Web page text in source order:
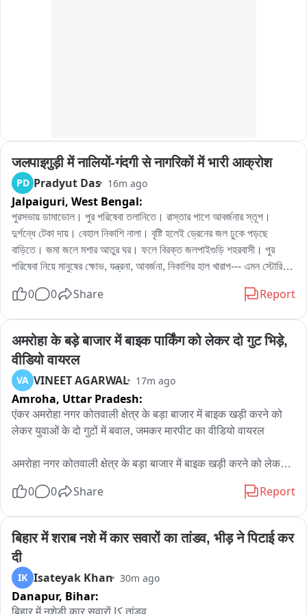
जलपाइगुड़ी में नालियों-गंदगी से नागरिकों में भारी आक्रोश
PD Pradyut Das 16m ago
Jalpaiguri, West Bengal:
পুরসভায় ডামাডোল। পুর পরিষেবা তলানিতে। রাস্তার পাশে আবর্জনার স্তূপ।
দুর্গন্ধে টেকা দায়। বেহাল নিকাশি নালা। বৃষ্টি হলেই ড্রেনের জল ঢুকে পড়ছে
বাড়িতে। জমা জলে মশার আতুর ঘর। ফলে বিরক্ত জলপাইগুড়ি শহরবাসী। পুর
পরিষেবা নিয়ে মানুষের ক্ষোভ, যন্ত্রনা, আবর্জনা, নিকাশির হাল খারাপ--- এমন স্টোরি
0 0 Share Report
अमरोहा के बड़े बाजार में बाइक पार्किंग को लेकर दो गुट भिड़े,
वीडियो वायरल
VA VINEET AGARWAL 17m ago
Amroha, Uttar Pradesh:
एंकर अमरोहा नगर कोतवाली क्षेत्र के बड़ा बाजार में बाइक खड़ी करने को
लेकर युवाओं के दो गुटों में बवाल, जमकर मारपीट का वीडियो वायरल
अमरोहा नगर कोतवाली क्षेत्र के बड़ा बाजार में बाइक खड़ी करने को लेकर
पक्षों के लोग आमने-सामने आ गए और जमकर मारपीट शुरू हो गई। मारपीट
जा रहा है कि एक पक्ष बाइक खड़ी कर रहा था, इसी दौरान दूसरे पक्ष के लोग
वहां पहुंच गए और किसी बात को लेकर दोनों के बीच कहासुनी हो गई। देखते
ही देखते दोनों पक्षों के युवक मौके पर इकट्ठा हो गए और एक-दूसरे के साथ
मारपीट करने लगे। बाजार में काफी देर तक अफरा-तफरी का माहौल बना
रहा।
मामले की सूचना मिलते ही पुलिस के अधिकारी मौके पर पहुंचे और स्थिति को
0 0 Share Report
बिहार में शराब नशे में कार सवारों का तांडव, भीड़ ने पिटाई कर
दी
IK Isateyak Khan 30m ago
Danapur, Bihar:
बिहार में नशेड़ी कार सवारों کا तांडव